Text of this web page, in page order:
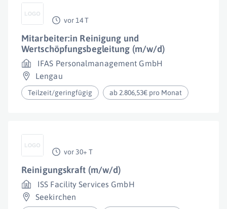
vor 14 T
Mitarbeiter:in Reinigung und
Wertschöpfungsbegleitung (m/w/d)
IFAS Personalmanagement GmbH
Lengau
Teilzeit/geringfügig ab 2.806,53€ pro Monat
vor 30+ T
Reinigungskraft (m/w/d)
ISS Facility Services GmbH
Seekirchen